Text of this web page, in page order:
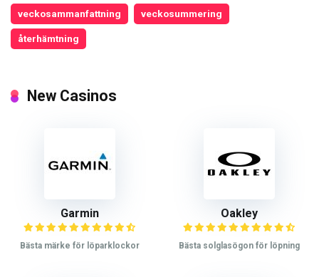
veckosammanfattning veckosummering
återhämtning
New Casinos
Garmin
Bästa märke för löparklockor
Oakley
Bästa solglasögon för löpning